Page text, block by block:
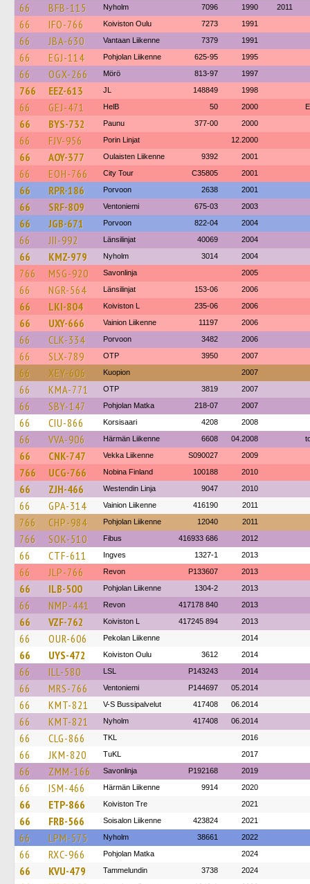
66 BFB-115 Nyholm 7096 1990 2011
66 IFO-766 Koiviston Oulu 7273 1991
66 JBA-630 Vantaan Liikenne 7379 1991
66 EGJ-114 Pohjolan Liikenne 625-95 1995
66 OGX-266 Mörö 813-97 1997
766 EEZ-613 JL 148849 1998
66 GEJ-471 HelB 50 2000
66 BYS-732 Paunu 377-00 2000
66 FJV-956 Porin Linjat 12.2000
66 AOY-377 Oulaisten Liikenne 9392 2001
66 EOH-766 City Tour C35805 2001
66 RPR-186 Porvoon 2638 2001
66 SRF-809 Ventoniemi 675-03 2003
66 JGB-671 Porvoon 822-04 2004
66 JII-992 Länsilinjat 40069 2004
66 KMZ-979 Nyholm 3014 2004
766 MSG-920 Savonlinja 2005
66 NGR-564 Länsilinjat 153-06 2006
66 LKI-804 Koiviston L 235-06 2006
66 UXY-666 Vainion Liikenne 11197 2006
66 CLK-334 Porvoon 3482 2006
66 SLX-789 OTP 3950 2007
66 XEY-606 Kuopion 2007
66 KMA-771 OTP 3819 2007
66 SBY-147 Pohjolan Matka 218-07 2007
66 CIU-866 Korsisaari 4208 2008
66 VVA-906 Härmän Liikenne 6608 04.2008
66 CNK-747 Vekka Liikenne S090027 2009
766 UCG-766 Nobina Finland 100188 2010
66 ZJH-466 Westendin Linja 9047 2010
66 GPA-314 Vainion Liikenne 416190 2011
766 CHP-984 Pohjolan Liikenne 12040 2011
766 SOK-510 Fibus 416933 686 2012
66 CTF-611 Ingves 1327-1 2013
66 JLP-766 Revon P133607 2013
66 ILB-500 Pohjolan Liikenne 1304-2 2013
66 NMP-441 Revon 417178 840 2013
66 VZF-762 Koiviston L 417245 894 2013
66 OUR-606 Pekolan Liikenne 2014
66 UYS-472 Koiviston Oulu 3612 2014
66 ILL-580 LSL P143243 2014
66 MRS-766 Ventoniemi P144697 05.2014
66 KMT-821 V-S Bussipalvelut 417408 06.2014
66 KMT-821 Nyholm 417408 06.2014
66 CLG-866 TKL 2016
66 JKM-820 TuKL 2017
66 ZMM-166 Savonlinja P192168 2019
66 ISM-466 Härmän Liikenne 9914 2020
66 ETP-866 Koiviston Tre 2021
66 FRB-566 Soisalon Liikenne 423824 2021
66 LPM-575 Nyholm 38661 2022
66 RXC-966 Pohjolan Matka 2024
66 KVU-479 Tammelundin 3738 2024